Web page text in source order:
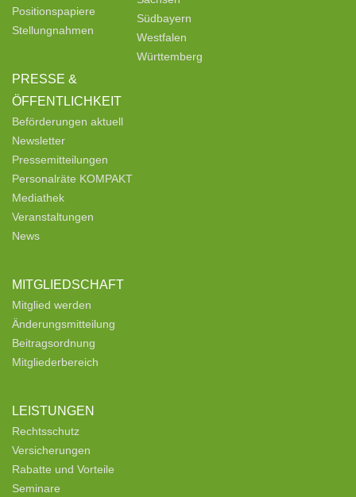
Positionspapiere
Stellungnahmen
PRESSE &
ÖFFENTLICHKEIT
Beförderungen aktuell
Newsletter
Pressemitteilungen
Personalräte KOMPAKT
Mediathek
Veranstaltungen
News
MITGLIEDSCHAFT
Mitglied werden
Änderungsmitteilung
Beitragsordnung
Mitgliederbereich
LEISTUNGEN
Rechtsschutz
Versicherungen
Rabatte und Vorteile
Seminare
Südbayern
Westfalen
Württemberg